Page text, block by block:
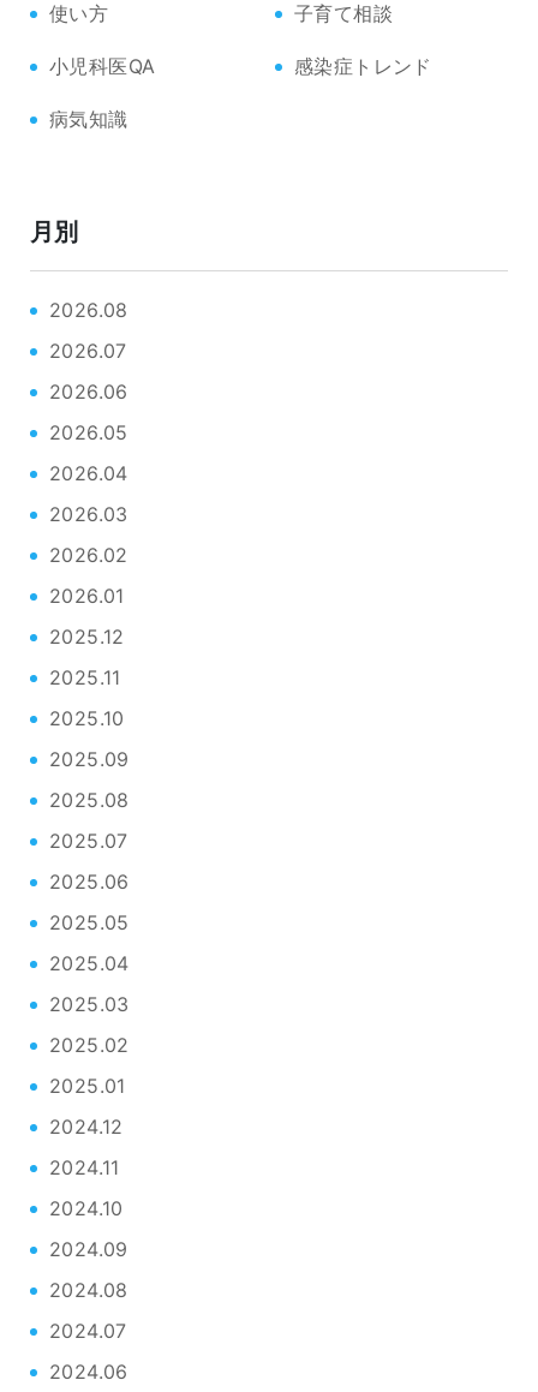
使い方 子育て相談
小児科医QA 感染症トレンド
病気知識
月別
2026.08
2026.07
2026.06
2026.05
2026.04
2026.03
2026.02
2026.01
2025.12
2025.11
2025.10
2025.09
2025.08
2025.07
2025.06
2025.05
2025.04
2025.03
2025.02
2025.01
2024.12
2024.11
2024.10
2024.09
2024.08
2024.07
2024.06